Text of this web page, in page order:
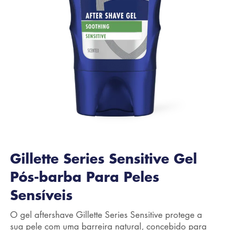
Gillette Series Sensitive Gel
Pós-barba Para Peles
Sensíveis
O gel aftershave Gillette Series Sensitive protege a
sua pele com uma barreira natural, concebido para